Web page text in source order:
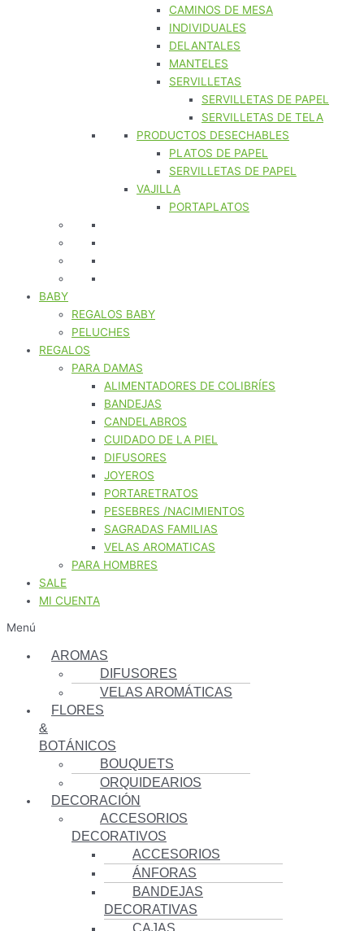
CAMINOS DE MESA
INDIVIDUALES
DELANTALES
MANTELES
SERVILLETAS
SERVILLETAS DE PAPEL
SERVILLETAS DE TELA
PRODUCTOS DESECHABLES
PLATOS DE PAPEL
SERVILLETAS DE PAPEL
VAJILLA
PORTAPLATOS
BABY
REGALOS BABY
PELUCHES
REGALOS
PARA DAMAS
ALIMENTADORES DE COLIBRÍES
BANDEJAS
CANDELABROS
CUIDADO DE LA PIEL
DIFUSORES
JOYEROS
PORTARETRATOS
PESEBRES /NACIMIENTOS
SAGRADAS FAMILIAS
VELAS AROMATICAS
PARA HOMBRES
SALE
MI CUENTA
Menú
AROMAS
DIFUSORES
VELAS AROMÁTICAS
FLORES
&
BOTÁNICOS
BOUQUETS
ORQUIDEARIOS
DECORACIÓN
ACCESORIOS
DECORATIVOS
ACCESORIOS
ÁNFORAS
BANDEJAS
DECORATIVAS